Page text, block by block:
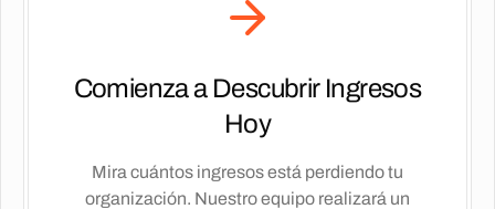
Comienza a Descubrir Ingresos
Hoy
Mira cuántos ingresos está perdiendo tu
organización. Nuestro equipo realizará un